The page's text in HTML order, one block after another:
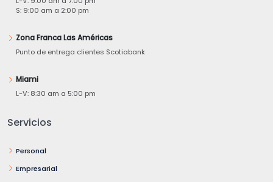
S: 9:00 am a 2:00 pm
Zona Franca Las Américas
Punto de entrega clientes Scotiabank
Miami
L-V: 8:30 am a 5:00 pm
Servicios
Personal
Empresarial